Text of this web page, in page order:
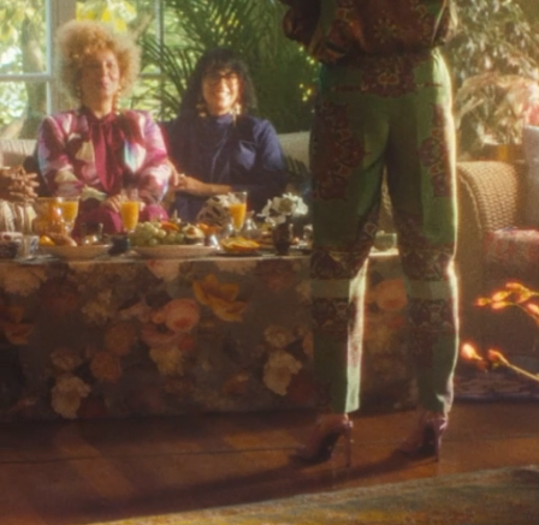
我的设备
我的订单
我的地址
我的订阅
FAQ™ Pure Beauty-Tech Elixir
issa™ Teeth Whitening Set
FAQ™ Dual LED Panel
热门产品
English Deutsch
Español
Français
Italiano
Português
Polski
Svenska
Türkçe
简体中文 繁體中文
发货国家
预计送达日期 8/9/26
英国 预计送达日期 8/8/26
西班牙 预计送达日期8/8/26
预计送达日期8/11/26